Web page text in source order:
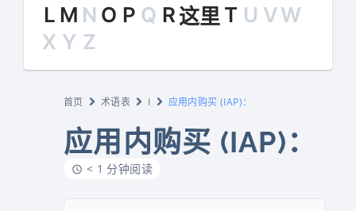
L M N O P Q R这里 T U VW
X Y Z
首页 术语表 I 应用内购买 (IAP)：
应用内购买 (IAP)：
< 1 分钟阅读